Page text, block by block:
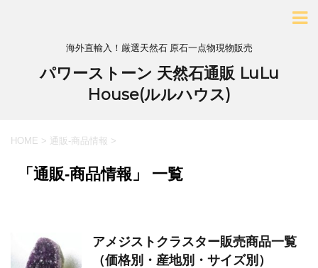
海外直輸入！厳選天然石 原石一点物現物販売
パワーストーン 天然石通販 LuLu
House(ルルハウス)
HOME > 通販-商品情報 >
「通販-商品情報」 一覧
アメジストクラスター販売商品一覧
（価格別・産地別・サイズ別）